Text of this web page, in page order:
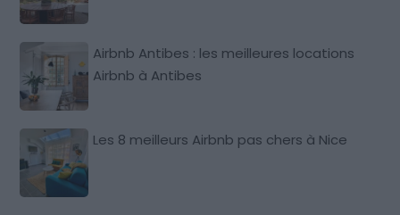
Airbnb Antibes : les meilleures locations
Airbnb à Antibes
Les 8 meilleurs Airbnb pas chers à Nice